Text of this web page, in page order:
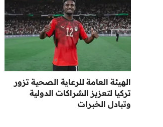
الهيئة العامة للرعاية الصحية تزور
تركيا لتعزيز الشراكات الدولية
وتبادل الخبرات